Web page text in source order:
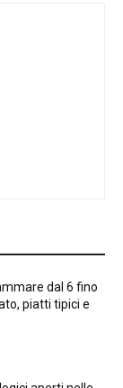
dal 6 fino
piatti tipici e